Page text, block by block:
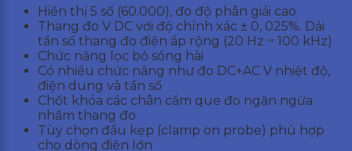
Hiển thị 5 số (60.000), đo độ phân giải cao
Thang đo V DC với độ chính xác ± 0, 025%. Dải
tần số thang đo điện áp rộng (20 Hz ~ 100 kHz)
Chức năng lọc bỏ sóng hài
Có nhiều chức năng như đo DC+AC V nhiệt độ,
điện dung và tần số
Chốt khóa các chân cắm que đo ngăn ngừa
nhầm thang đo
Tùy chọn đầu kẹp (clamp on probe) phù hợp
cho dòng điện lớn